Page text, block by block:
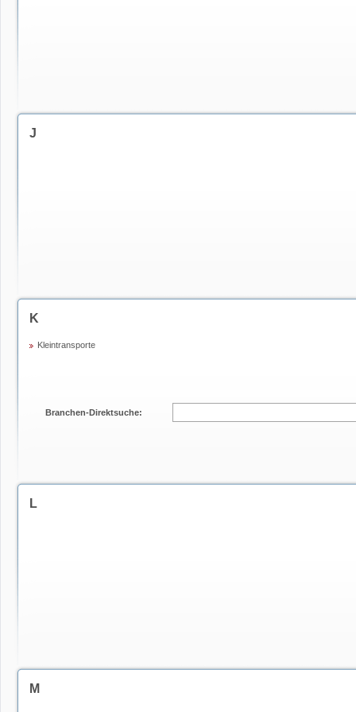
J
K
Kleintransporte
Branchen-Direktsuche:
L
M